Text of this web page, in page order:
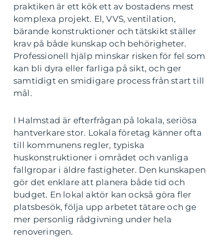
praktiken är ett kök ett av bostadens mest
komplexa projekt. El, VVS, ventilation,
bärande konstruktioner och tätskikt ställer
krav på både kunskap och behörigheter.
Professionell hjälp minskar risken för fel som
kan bli dyra eller farliga på sikt, och ger
samtidigt en smidigare process från start till
mål.
I Halmstad är efterfrågan på lokala, seriösa
hantverkare stor. Lokala företag känner ofta
till kommunens regler, typiska
huskonstruktioner i området och vanliga
fallgropar i äldre fastigheter. Den kunskapen
gör det enklare att planera både tid och
budget. En lokal aktör kan också göra fler
platsbesök, följa upp arbetet tätare och ge
mer personlig rådgivning under hela
renoveringen.